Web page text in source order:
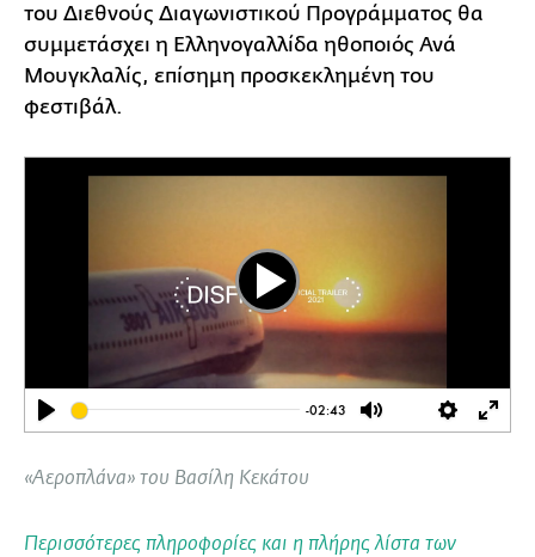
του Διεθνούς Διαγωνιστικού Προγράμματος θα
συμμετάσχει η Ελληνογαλλίδα ηθοποιός Ανά
Μουγκλαλίς, επίσημη προσκεκλημένη του
φεστιβάλ.
Play
-02:43
Mute Settings
Play
«Αεροπλάνα» του Βασίλη Κεκάτου
Περισσότερες πληροφορίες και η πλήρης λίστα των